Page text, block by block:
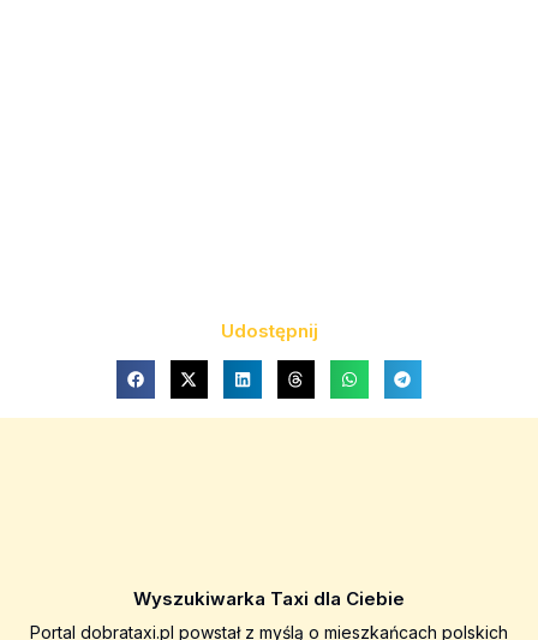
Udostępnij
Wyszukiwarka Taxi dla Ciebie
Portal dobrataxi.pl powstał z myślą o mieszkańcach polskich